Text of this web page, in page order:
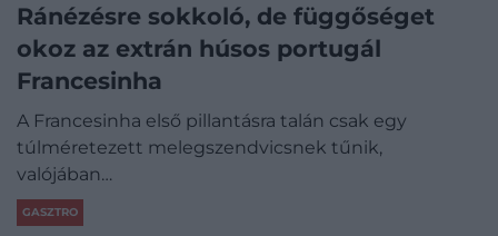
Ránézésre sokkoló, de függőséget
okoz az extrán húsos portugál
Francesinha
A Francesinha első pillantásra talán csak egy
túlméretezett melegszendvicsnek tűnik,
valójában…
GASZTRO